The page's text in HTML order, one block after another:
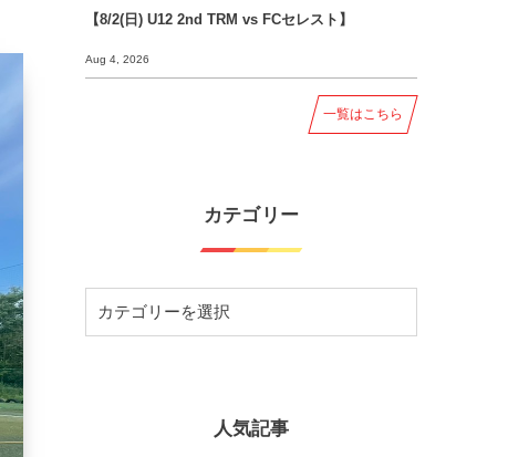
【8/2(日) U12 2nd TRM vs FCセレスト】
Aug 4, 2026
一覧はこちら
カテゴリー
人気記事